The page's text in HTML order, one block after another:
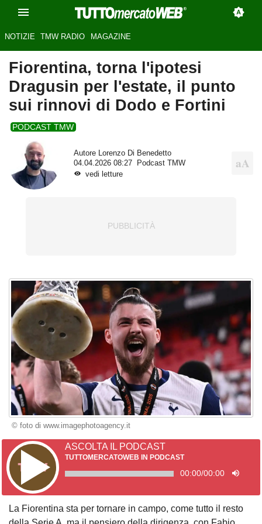
NOTIZIE TMW RADIO MAGAZINE
Fiorentina, torna l'ipotesi
Dragusin per l'estate, il punto
sui rinnovi di Dodo e Fortini
PODCAST TMW
Autore Lorenzo Di Benedetto
04.04.2026 08:27
Podcast TMW
vedi letture
© foto di www.imagephotoagency.it
ASCOLTA IL PODCAST
TUTTOMERCATOWEB IN PODCAST
00:00/00:00
La Fiorentina sta per tornare in campo, come tutto il resto